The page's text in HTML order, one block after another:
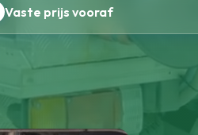
Vaste prijs vooraf